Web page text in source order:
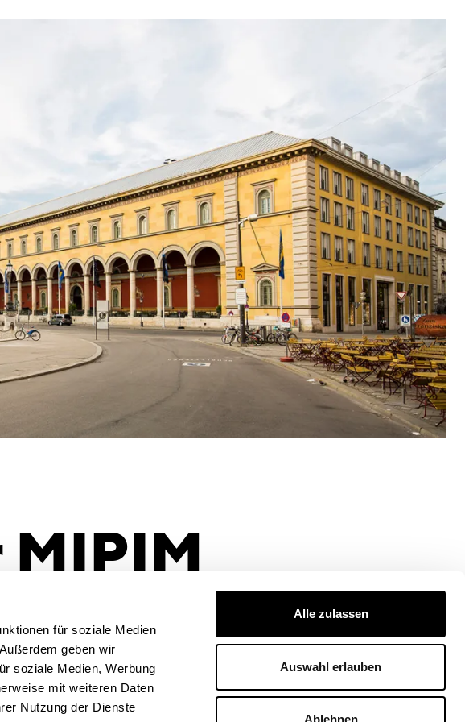
für soziale Medien
geben wir
soziale Medien, Werbung
mit weiteren Daten
Nutzung der Dienste
Alle zulassen
Auswahl erlauben
Ablehnen
MIPIM
Dazu hat die „Second Life of Buildings“-Initiative die Expertise und
Erfahrung von CSMM-Geschäftsführer Reiner Nowak sowie gelungene
Praxisbeispiele eingeholt.
Wir freuen uns, mit dieser unserer Kernkompetenz zu
ReDevelopmentauf der MIPIM präsent zu sein.